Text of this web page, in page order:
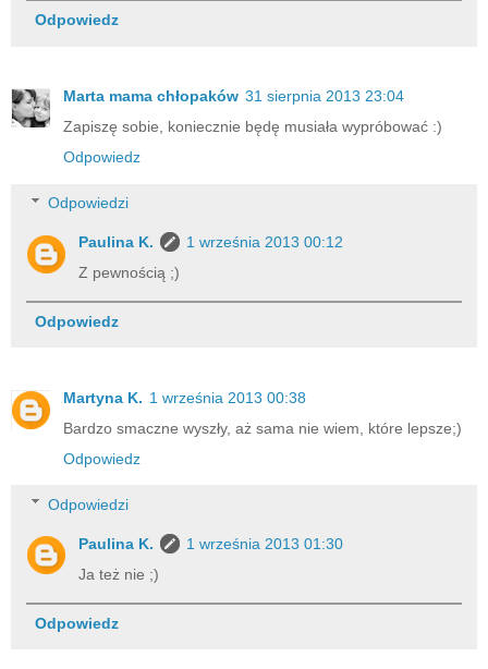
Odpowiedz
Marta mama chłopaków 31 sierpnia 2013 23:04
Zapiszę sobie, koniecznie będę musiała wypróbować :)
Odpowiedz
Odpowiedzi
Paulina K.
1 września 2013 00:12
Z pewnością ;)
Odpowiedz
Martyna K. 1 września 2013 00:38
Bardzo smaczne wyszły, aż sama nie wiem, które lepsze;)
Odpowiedz
Odpowiedzi
Paulina K.
1 września 2013 01:30
Ja też nie ;)
Odpowiedz